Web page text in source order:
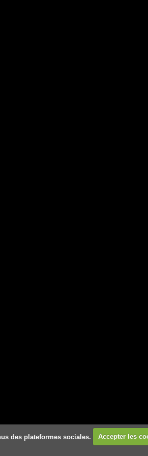
des plateformes sociales. Accepter les